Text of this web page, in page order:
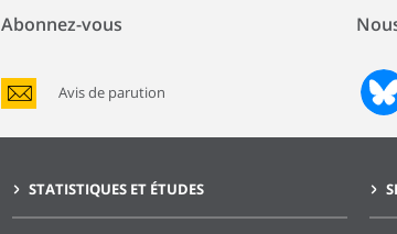
Abonnez-vous
Avis de parution
STATISTIQUES ET ÉTUDES